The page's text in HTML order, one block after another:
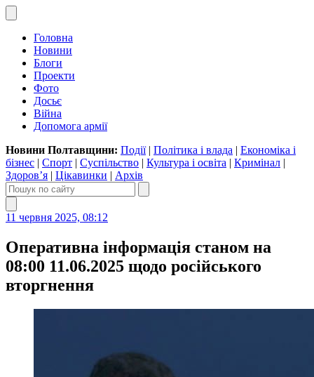
Головна
Новини
Блоги
Проекти
Фото
Досьє
Війна
Допомога армії
Новини Полтавщини: Події| Політика і влада | Економіка і
бізнес | Спорт | Суспільство | Культура і освіта | Кримінал |
Здоров’я | Цікавинки | Архів
11 червня 2025, 08:12
Оперативна інформація станом на
08:00 11.06.2025 щодо російського
вторгнення